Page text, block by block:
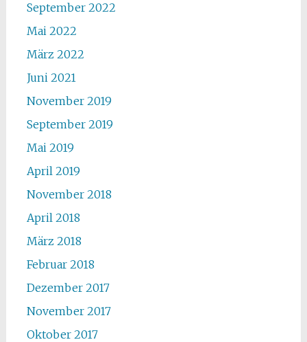
September 2022
Mai 2022
März 2022
Juni 2021
November 2019
September 2019
Mai 2019
April 2019
November 2018
April 2018
März 2018
Februar 2018
Dezember 2017
November 2017
Oktober 2017